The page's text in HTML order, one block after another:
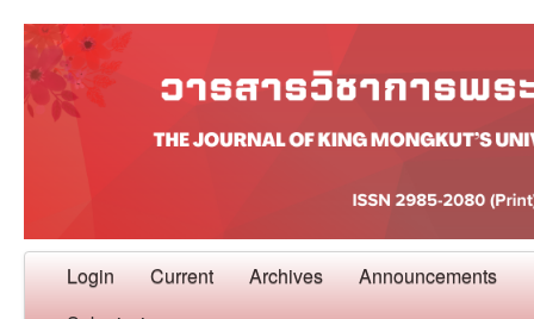
Login Current Archives Announcements